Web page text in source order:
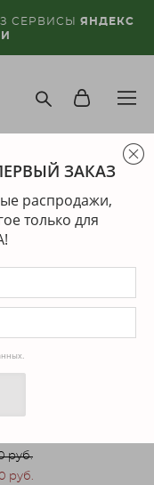
СЕРВИСЫ ЯНДЕКС
pуб.
pуб.
ЗАКАЗ
распродажи,
только для